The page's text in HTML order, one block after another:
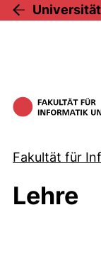
Fakultät für
Lehre